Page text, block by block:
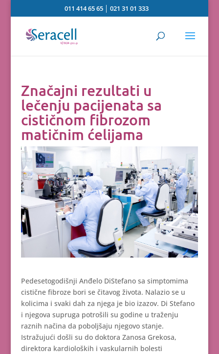
011 414 65 65 │021 31 01 333
Značajni rezultati u
lečenju pacijenata sa
cističnom fibrozom
matičnim ćelijama
Pedesetogodišnji Anđelo DiStefano sa simptomima
cistične fibroze bori se čitavog života. Nalazio se u
kolicima i svaki dah za njega je bio izazov. Di Stefano
i njegova supruga potrošili su godine u traženju
raznih načina da poboljšaju njegovo stanje.
Istražujući došli su do doktora Zanosa Grekosa,
direktora kardioloških i vaskularnih bolesti